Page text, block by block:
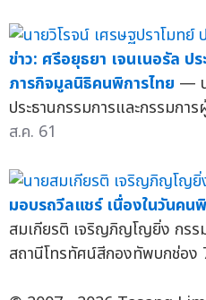
ข่าว: ศรีอยุธยา เจนเนอรัล
ภารกิจมูลนิธิคนพิการไทย —
ประธานกรรมการและกรรมกา
ส.ค. 61
มอบรถวีลแชร์ เนื่องในวันคน
สมเกียรติ เจริญภิญโญยิ่ง กรร
สถานีโทรทัศน์สีกองทัพบกช่อง